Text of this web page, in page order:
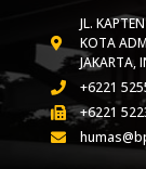
JL.
KOTA
JAKARTA,
+6221
+6221